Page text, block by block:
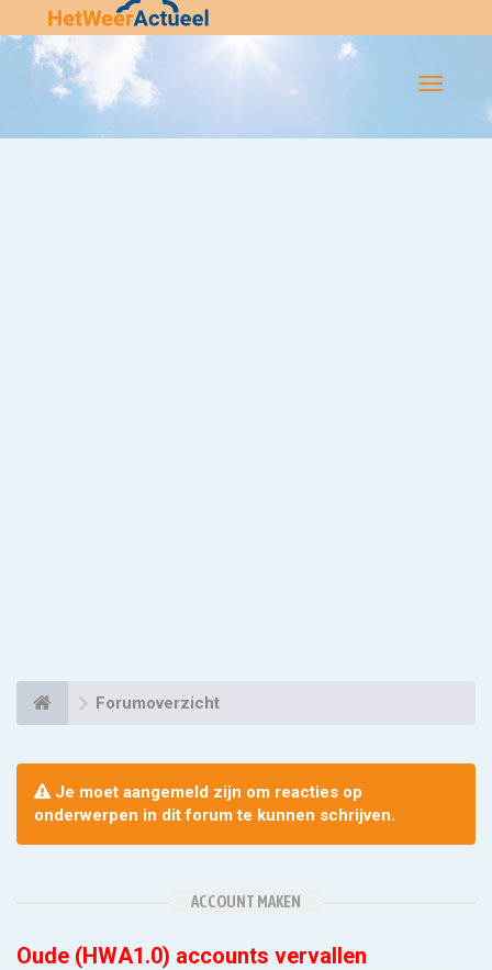
Flip-
Forumoverzicht
Je moet aangemeld zijn om reacties op
onderwerpen in dit forum te kunnen schrijven.
ACCOUNT MAKEN
Oude (HWA1.0) accounts vervallen